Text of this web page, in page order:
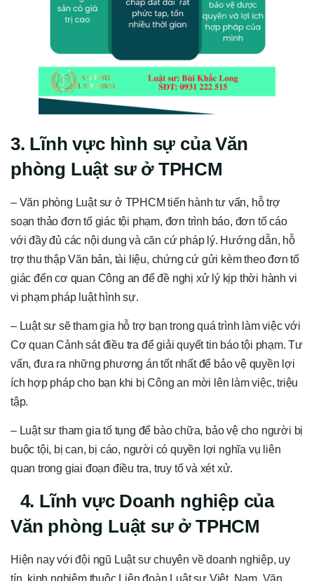
3. Lĩnh vực hình sự của Văn
phòng Luật sư ở TPHCM
– Văn phòng Luật sư ở TPHCM tiến hành tư vấn, hỗ trợ
soạn thảo đơn tố giác tội phạm, đơn trình báo, đơn tố cáo
với đầy đủ các nội dung và căn cứ pháp lý. Hướng dẫn, hỗ
trợ thu thập Văn bản, tài liệu, chứng cứ gửi kèm theo đơn tố
giác đến cơ quan Công an để đề nghị xử lý kịp thời hành vi
vi phạm pháp luật hình sự.
– Luật sư sẽ tham gia hỗ trợ bạn trong quá trình làm việc với
Cơ quan Cảnh sát điều tra để giải quyết tin báo tội phạm. Tư
vấn, đưa ra những phương án tốt nhất để bảo vệ quyền lợi
ích hợp pháp cho bạn khi bị Công an mời lên làm việc, triệu
tập.
– Luật sư tham gia tố tụng để bào chữa, bảo vệ cho người bị
buộc tội, bị can, bị cáo, người có quyền lợi nghĩa vụ liên
quan trong giai đoạn điều tra, truy tố và xét xử.
4. Lĩnh vực Doanh nghiệp của
Văn phòng Luật sư ở TPHCM
Hiện nay với đội ngũ Luật sư chuyên về doanh nghiệp, uy
tín, kinh nghiệm thuộc Liên đoàn Luật sư Việt Nam, Văn